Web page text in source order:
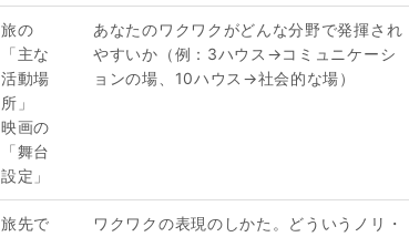
旅の
「主な
活動場
所」
映画の
「舞台
設定」
あなたのワクワクがどんな分野で発揮され
やすいか（例：3ハウス→コミュニケーシ
ョンの場、10ハウス→社会的な場）
旅先で
ワクワクの表現のしかた。どういうノリ・